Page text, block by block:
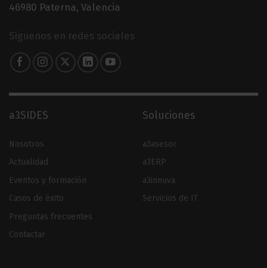
46980 Paterna, Valencia
Síguenos en redes sociales
a3SIDES
Nosotros
Actualidad
Eventos y formación
Casos de éxito
Preguntas frecuentes
Contactar
Soluciones
a3asesor
a3ERP
a3innuva
Servicios de IT